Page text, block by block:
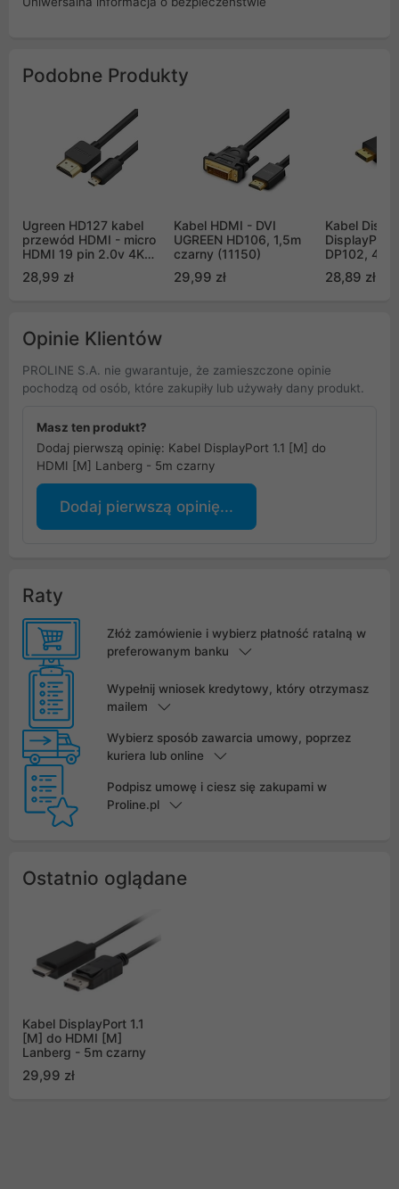
Podobne Produkty
Ugreen HD127 kabel
przewód HDMI - micro
HDMI 19 pin 2.0v 4K
czarny (30104)
28,99 zł
Kabel HDMI - DVI
UGREEN HD106, 1,5m
czarny (11150)
29,99 zł
Kabel
DisplayPort
DP102, 4K,
28,89 zł
Opinie Klientów
PROLINE S.A. nie gwarantuje, że zamieszczone opinie
pochodzą od osób, które zakupiły lub używały dany produkt.
Masz ten produkt?
Dodaj pierwszą opinię: Kabel DisplayPort 1.1 [M] do
HDMI [M] Lanberg - 5m czarny
Dodaj pierwszą opinię...
Raty
Złóż zamówienie i wybierz płatność ratalną w
preferowanym banku
Wypełnij wniosek kredytowy, który otrzymasz
mailem
Wybierz sposób zawarcia umowy, poprzez
kuriera lub online
Podpisz umowę i ciesz się zakupami w
Proline.pl
Ostatnio oglądane
Kabel DisplayPort 1.1
[M] do HDMI [M]
Lanberg - 5m czarny
29,99 zł